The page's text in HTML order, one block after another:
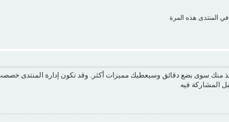
المنتدى هذه المرة
منك سوى بضع دقائق وسيعطيك مميزات أكثر. وقد تكون إدارة المنتدى
المشاركة فيه